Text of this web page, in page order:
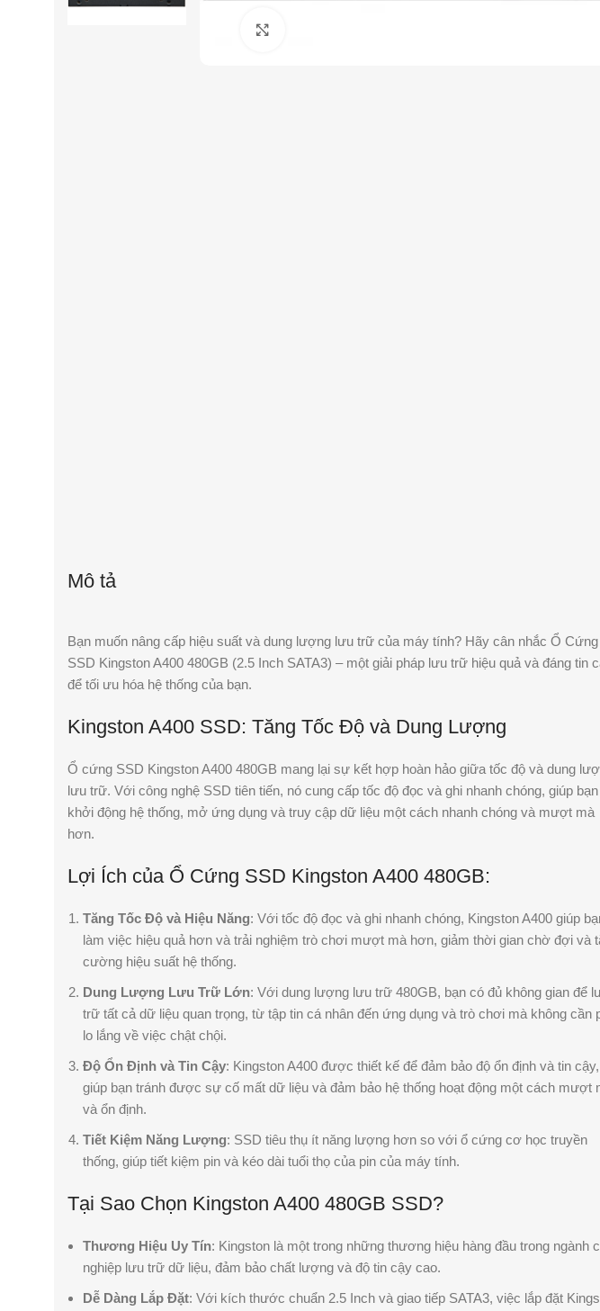
Mô tả
Bạn muốn nâng cấp hiệu suất và dung lượng lưu trữ của máy tính? Hãy cân nhắc Ổ Cứng
SSD Kingston A400 480GB (2.5 Inch SATA3) – một giải pháp lưu trữ hiệu quả và đáng tin
để tối ưu hóa hệ thống của bạn.
Kingston A400 SSD: Tăng Tốc Độ và Dung Lượng
Ổ cứng SSD Kingston A400 480GB mang lại sự kết hợp hoàn hảo giữa tốc độ và dung
lưu trữ. Với công nghệ SSD tiên tiến, nó cung cấp tốc độ đọc và ghi nhanh chóng, giúp bạn
khởi động hệ thống, mở ứng dụng và truy cập dữ liệu một cách nhanh chóng và mượt mà
hơn.
Lợi Ích của Ổ Cứng SSD Kingston A400 480GB:
Tăng Tốc Độ và Hiệu Năng: Với tốc độ đọc và ghi nhanh chóng, Kingston A400 giúp
làm việc hiệu quả hơn và trải nghiệm trò chơi mượt mà hơn, giảm thời gian chờ đợi và
cường hiệu suất hệ thống.
Dung Lượng Lưu Trữ Lớn: Với dung lượng lưu trữ 480GB, bạn có đủ không gian để
trữ tất cả dữ liệu quan trọng, từ tập tin cá nhân đến ứng dụng và trò chơi mà không cần
lo lắng về việc chật chội.
Độ Ổn Định và Tin Cậy: Kingston A400 được thiết kế để đảm bảo độ ổn định và tin cậy,
giúp bạn tránh được sự cố mất dữ liệu và đảm bảo hệ thống hoạt động một cách mượt
và ổn định.
Tiết Kiệm Năng Lượng: SSD tiêu thụ ít năng lượng hơn so với ổ cứng cơ học truyền
thống, giúp tiết kiệm pin và kéo dài tuổi thọ của pin của máy tính.
Tại Sao Chọn Kingston A400 480GB SSD?
Thương Hiệu Uy Tín: Kingston là một trong những thương hiệu hàng đầu trong ngành
nghiệp lưu trữ dữ liệu, đảm bảo chất lượng và độ tin cậy cao.
Dễ Dàng Lắp Đặt: Với kích thước chuẩn 2.5 Inch và giao tiếp SATA3, việc lắp đặt